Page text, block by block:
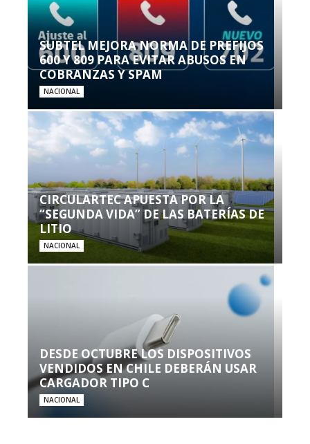
SUBTEL MEJORA NORMA DE PREFIJOS
600 Y 809 PARA EVITAR ABUSOS EN
COBRANZAS Y SPAM
NACIONAL
CIRCULARTEC APUESTA POR LA
“SEGUNDA VIDA” DE LAS BATERÍAS DE
LITIO
NACIONAL
DESDE OCTUBRE LOS DISPOSITIVOS
VENDIDOS EN CHILE DEBERÁN USAR
CARGADOR TIPO C
NACIONAL